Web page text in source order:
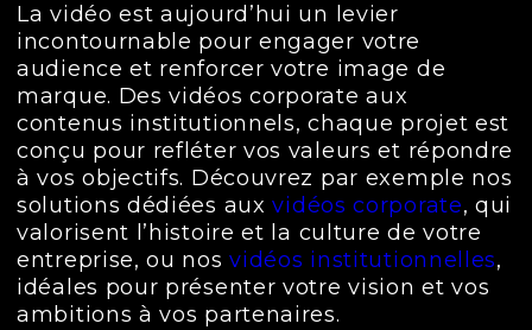
La vidéo est aujourd’hui un levier
incontournable pour engager votre
audience et renforcer votre image de
marque. Des vidéos corporate aux
contenus institutionnels, chaque projet est
conçu pour refléter vos valeurs et répondre
à vos objectifs. Découvrez par exemple nos
solutions dédiées auxvidéos corporate, qui
valorisent l’histoire et la culture de votre
entreprise, ou nosvidéos institutionnelles,
idéales pour présenter votre vision et vos
ambitions à vos partenaires.